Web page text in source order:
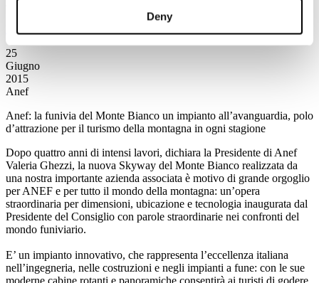
Deny
contratti e conciliazione dei tempi vita - lavoro
25
Giugno
2015
Anef
Anef: la funivia del Monte Bianco un impianto all’avanguardia, polo
d’attrazione per il turismo della montagna in ogni stagione
Dopo quattro anni di intensi lavori, dichiara la Presidente di Anef
Valeria Ghezzi, la nuova Skyway del Monte Bianco realizzata da
una nostra importante azienda associata è motivo di grande orgoglio
per ANEF e per tutto il mondo della montagna: un’opera
straordinaria per dimensioni, ubicazione e tecnologia inaugurata dal
Presidente del Consiglio con parole straordinarie nei confronti del
mondo funiviario.
E’ un impianto innovativo, che rappresenta l’eccellenza italiana
nell’ingegneria, nelle costruzioni e negli impianti a fune: con le sue
moderne cabine rotanti e panoramiche consentirà ai turisti di godere